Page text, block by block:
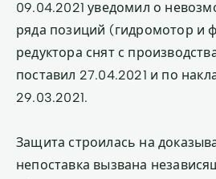
09.04.2021 уведомил о
ряда позиций (гидромотор и
редуктора снят с
поставил 27.04.2021 и по
29.03.2021.
Защита строилась на
непоставка вызвана